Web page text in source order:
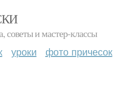
советы и мастер-классы
уроки фото причесок